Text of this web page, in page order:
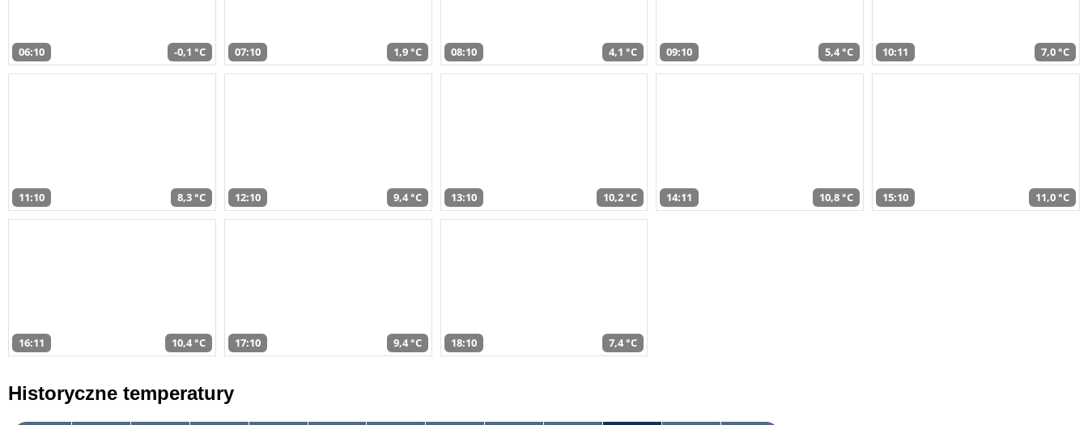
06:10 -0,1 °C 07:10 1,9 °C 08:10 4,1 °C 09:10 5,4 °C 10:11 7,0 °C
11:10 8,3 °C 12:10 9,4 °C 13:10 10,2 °C 14:11 10,8 °C 15:10 11,0 °C
16:11 10,4 °C 17:10 9,4 °C 18:10 7,4 °C
Historyczne temperatury